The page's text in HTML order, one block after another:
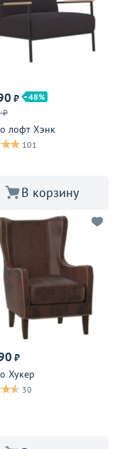
₽
48
₽
лофт Хэнк
101
В корзину
₽
Хукер
30